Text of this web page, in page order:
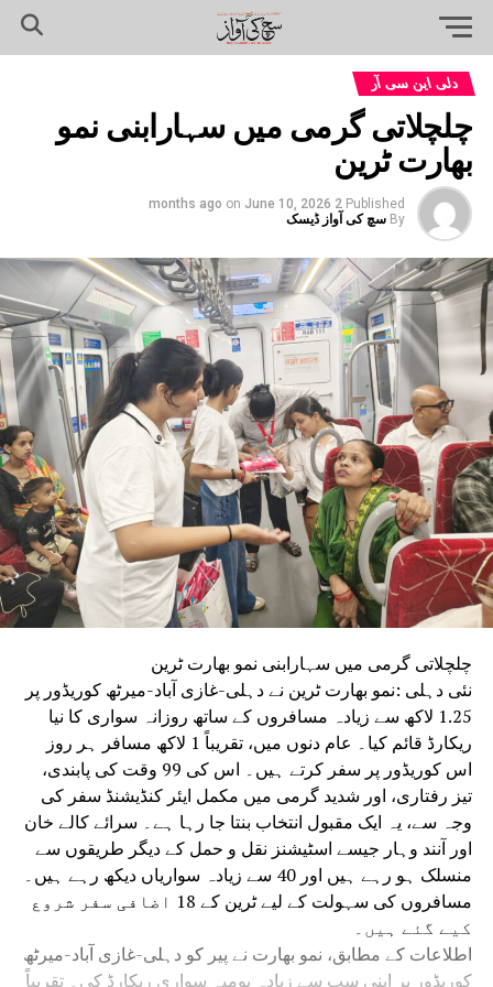
دلی این سی آر
چلچلاتی گرمی میں سہارابنی نمو
بھارت ٹرین
Published
2 months ago
on June 10, 2026
By سچ کی آواز ڈیسک
چلچلاتی گرمی میں سہارابنی نمو بھارت ٹرین
نئی دہلی :نمو بھارت ٹرین نے دہلی-غازی آباد-میرٹھ کوریڈور پر
1.25 لاکھ سے زیادہ مسافروں کے ساتھ روزانہ سواری کا نیا
ریکارڈ قائم کیا۔ عام دنوں میں، تقریباً 1 لاکھ مسافر ہر روز
اس کوریڈور پر سفر کرتے ہیں۔ اس کی 99 وقت کی پابندی،
تیز رفتاری، اور شدید گرمی میں مکمل ایئر کنڈیشنڈ سفر کی
وجہ سے، یہ ایک مقبول انتخاب بنتا جا رہا ہے۔ سرائے کالے خان
اور آنند وہار جیسے اسٹیشنز نقل و حمل کے دیگر طریقوں سے
منسلک ہو رہے ہیں اور 40 سے زیادہ سواریاں دیکھ رہے ہیں۔
مسافروں کی سہولت کے لیے ٹرین کے 18 اضافی سفر شروع
کیے گئے ہیں۔
اطلاعات کے مطابق، نمو بھارت نے پیر کو دہلی-غازی آباد-میرٹھ
کوریڈور پر اپنی سب سے زیادہ یومیہ سواری ریکارڈ کی۔ تقریباً